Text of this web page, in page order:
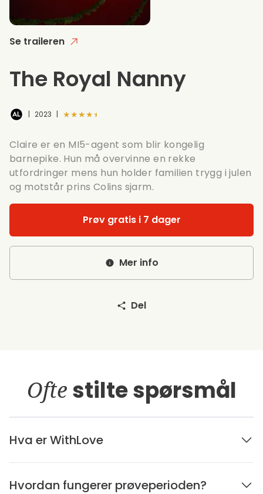
Se traileren
The Royal Nanny
| 2023 | ★★★★★
Claire er en MI5-agent som blir kongelig
barnepike. Hun må overvinne en rekke
utfordringer mens hun holder familien trygg i julen
og motstår prins Colins sjarm.
Prøv gratis i 7 dager
Mer info
Del
Ofte stilte spørsmål
Hva er WithLove
Hvordan fungerer prøveperioden?